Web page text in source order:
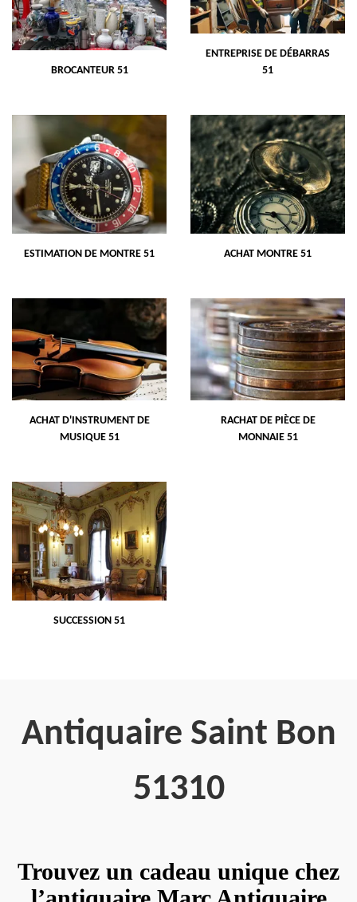
BROCANTEUR 51
ENTREPRISE DE DÉBARRAS
51
ESTIMATION DE MONTRE 51 ACHAT MONTRE 51
ACHAT D'INSTRUMENT DE
MUSIQUE 51
RACHAT DE PIÈCE DE
MONNAIE 51
SUCCESSION 51
Antiquaire Saint Bon
51310
Trouvez un cadeau unique chez